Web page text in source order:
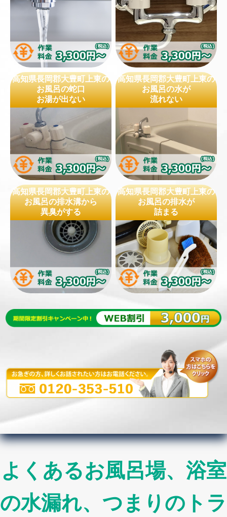
高知県長岡郡大豊町上東の
お風呂の蛇口
お湯が出ない
高知県長岡郡大豊町上東の
お風呂の水が
流れない
高知県長岡郡大豊町上東の
お風呂の排水溝から
異臭がする
高知県長岡郡大豊町上東の
お風呂の排水が
詰まる
よくあるお風呂場、浴室
の水漏れ、つまりのトラ